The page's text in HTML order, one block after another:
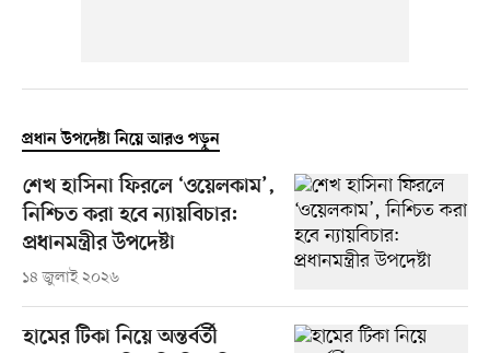
প্রধান উপদেষ্টা নিয়ে আরও পড়ুন
শেখ হাসিনা ফিরলে ‘ওয়েলকাম’,
নিশ্চিত করা হবে ন্যায়বিচার:
প্রধানমন্ত্রীর উপদেষ্টা
১৪ জুলাই ২০২৬
হামের টিকা নিয়ে অন্তর্বর্তী